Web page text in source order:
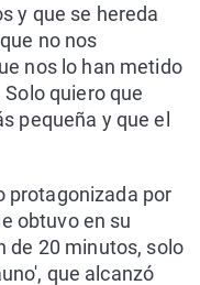
y que se hereda
no nos
nos lo han metido
quiero que
pequeña y que el
protagonizada por
obtuvo en su
de 20 minutos, solo
que alcanzó